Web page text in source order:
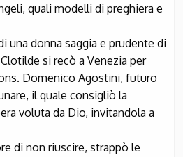
quali modelli di preghiera e
una donna saggia e prudente di
si recò a Venezia per
Domenico Agostini, futuro
il quale consigliò la
voluta da Dio, invitandola a
di non riuscire, strappò le